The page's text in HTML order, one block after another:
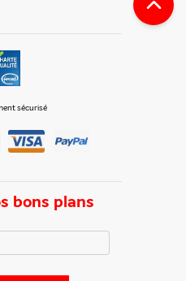
bons plans
sécurisé